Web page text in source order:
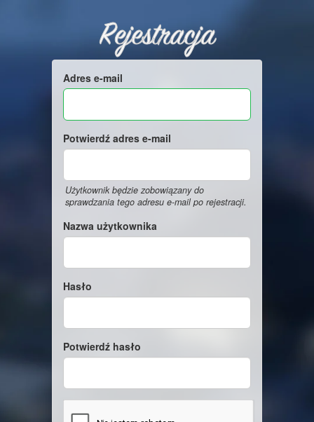
Rejestracja
Adres e-mail
Potwierdź adres e-mail
Użytkownik będzie zobowiązany do
sprawdzania tego adresu e-mail po rejestracji.
Nazwa użytkownika
Hasło
Potwierdź hasło